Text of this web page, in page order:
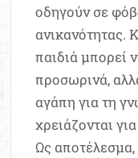
οδηγούν σε
ανικανότητας.
παιδιά μπορεί
προσωρινά,
αγάπη για τη
χρειάζονται
Ως αποτέλεσμα,